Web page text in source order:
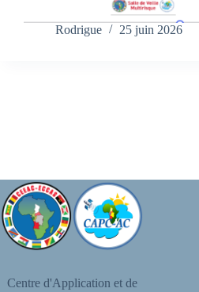
Rodrigue 25 juin 2026
Centre d'Application et de